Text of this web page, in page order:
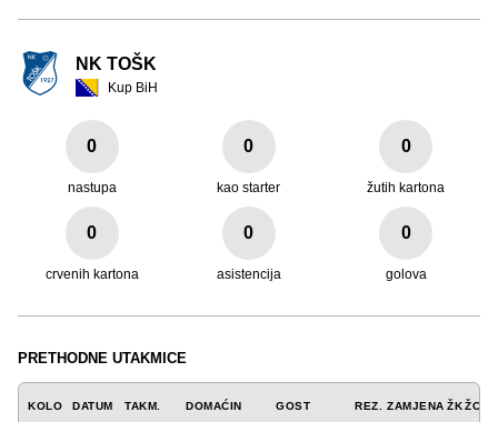
NK TOŠK
Kup BiH
0
nastupa
0
kao starter
0
žutih kartona
0
crvenih kartona
0
asistencija
0
golova
PRETHODNE UTAKMICE
KOLO DATUM TAKM. DOMAĆIN GOST REZ. ZAMJENA ŽKŽCK